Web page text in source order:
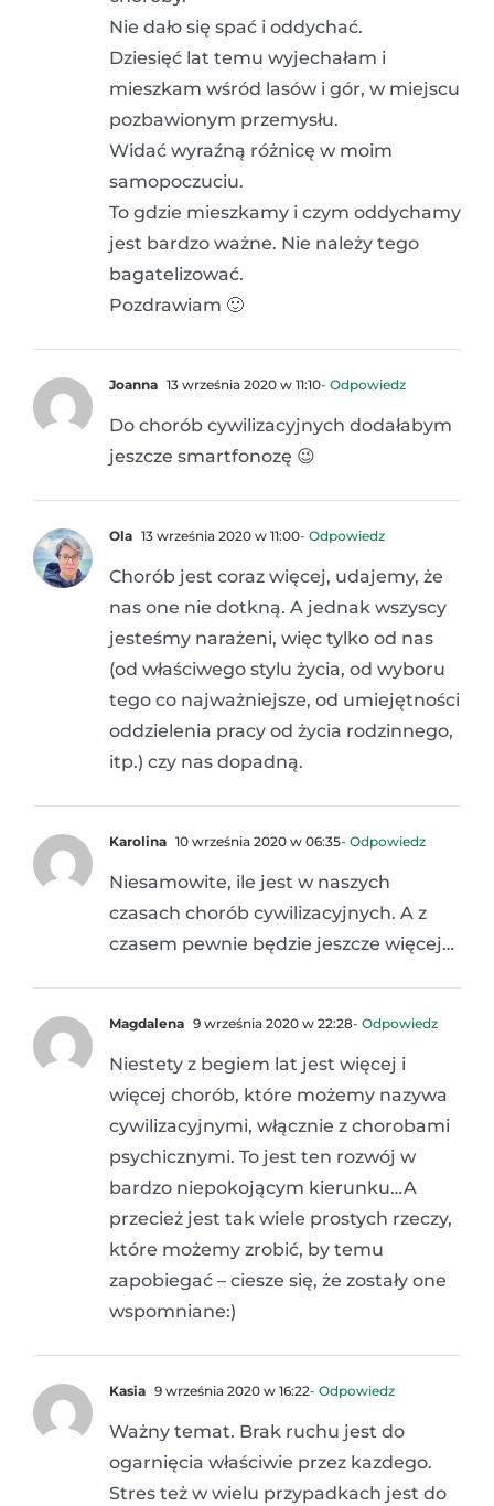
Nie dało się spać i oddychać.
Dziesięć lat temu wyjechałam i
mieszkam wśród lasów i gór, w miejscu
pozbawionym przemysłu.
Widać wyraźną różnicę w moim
samopoczuciu.
To gdzie mieszkamy i czym oddychamy
jest bardzo ważne. Nie należy tego
bagatelizować.
Pozdrawiam 🙂
Joanna 13 września 2020 w 11:10- Odpowiedz
Do chorób cywilizacyjnych dodałabym
jeszcze smartfonozę 😉
Ola 13 września 2020 w 11:00- Odpowiedz
Chorób jest coraz więcej, udajemy, że
nas one nie dotkną. A jednak wszyscy
jesteśmy narażeni, więc tylko od nas
(od właściwego stylu życia, od wyboru
tego co najważniejsze, od umiejętności
oddzielenia pracy od życia rodzinnego,
itp.) czy nas dopadną.
Karolina 10 września 2020 w 06:35- Odpowiedz
Niesamowite, ile jest w naszych
czasach chorób cywilizacyjnych. A z
czasem pewnie będzie jeszcze więcej…
Magdalena 9 września 2020 w 22:28- Odpowiedz
Niestety z begiem lat jest więcej i
więcej chorób, które możemy nazywa
cywilizacyjnymi, włącznie z chorobami
psychicznymi. To jest ten rozwój w
bardzo niepokojącym kierunku…A
przecież jest tak wiele prostych rzeczy,
które możemy zrobić, by temu
zapobiegać – ciesze się, że zostały one
wspomniane:)
Kasia 9 września 2020 w 16:22- Odpowiedz
Ważny temat. Brak ruchu jest do
ogarnięcia właściwie przez kazdego.
Stres też w wielu przypadkach jest do